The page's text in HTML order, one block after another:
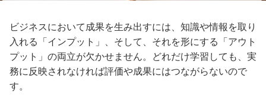
ビジネスにおいて成果を生み出すには、知識や情報を取り
入れる「インプット」、そして、それを形にする「アウト
プット」の両立が欠かせません。どれだけ学習しても、実
務に反映されなければ評価や成果にはつながらないので
す。